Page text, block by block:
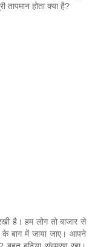
होता क्या है?
है। हम लोग तो बाजार से
के बाग में जाया जाए। आपने